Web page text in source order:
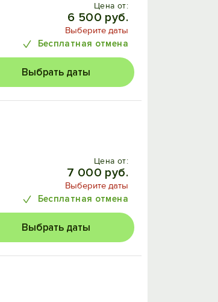
Цена от:
6 500 руб.
Выберите даты
Бесплатная отмена
Выбрать даты
Цена от:
7 000 руб.
Выберите даты
Бесплатная отмена
Выбрать даты